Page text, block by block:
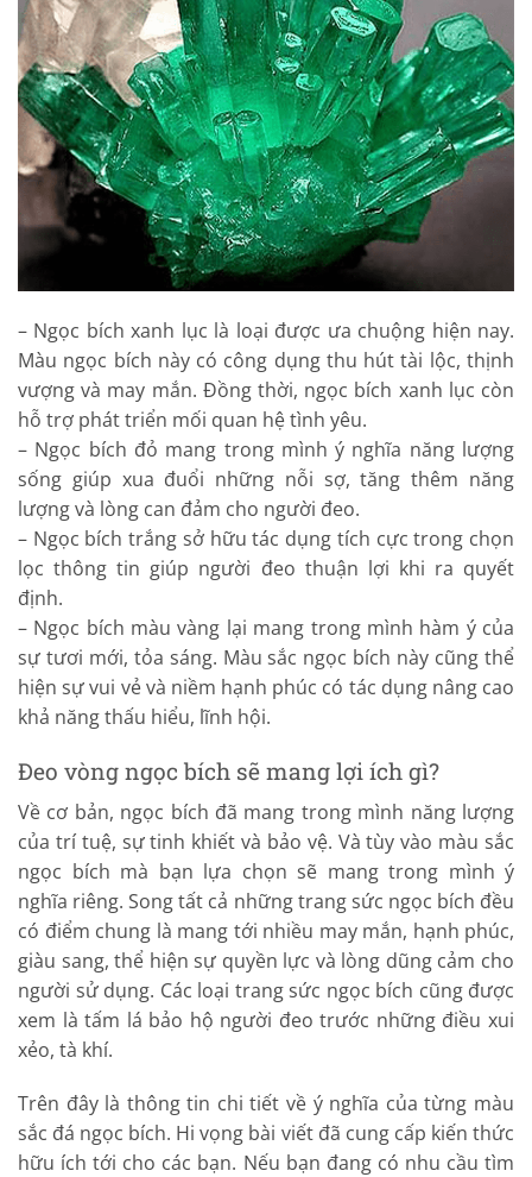
– Ngọc bích xanh lục là loại được ưa chuộng hiện nay.
Màu ngọc bích này có công dụng thu hút tài lộc, thịnh
vượng và may mắn. Đồng thời, ngọc bích xanh lục còn
hỗ trợ phát triển mối quan hệ tình yêu.
– Ngọc bích đỏ mang trong mình ý nghĩa năng lượng
sống giúp xua đuổi những nỗi sợ, tăng thêm năng
lượng và lòng can đảm cho người đeo.
– Ngọc bích trắng sở hữu tác dụng tích cực trong chọn
lọc thông tin giúp người đeo thuận lợi khi ra quyết
định.
– Ngọc bích màu vàng lại mang trong mình hàm ý của
sự tươi mới, tỏa sáng. Màu sắc ngọc bích này cũng thể
hiện sự vui vẻ và niềm hạnh phúc có tác dụng nâng cao
khả năng thấu hiểu, lĩnh hội.
Đeo vòng ngọc bích sẽ mang lợi ích gì?
Về cơ bản, ngọc bích đã mang trong mình năng lượng
của trí tuệ, sự tinh khiết và bảo vệ. Và tùy vào màu sắc
ngọc bích mà bạn lựa chọn sẽ mang trong mình ý
nghĩa riêng. Song tất cả những trang sức ngọc bích đều
có điểm chung là mang tới nhiều may mắn, hạnh phúc,
giàu sang, thể hiện sự quyền lực và lòng dũng cảm cho
người sử dụng. Các loại trang sức ngọc bích cũng được
xem là tấm lá bảo hộ người đeo trước những điều xui
xẻo, tà khí.
Trên đây là thông tin chi tiết về ý nghĩa của từng màu
sắc đá ngọc bích. Hi vọng bài viết đã cung cấp kiến thức
hữu ích tới cho các bạn. Nếu bạn đang có nhu cầu tìm